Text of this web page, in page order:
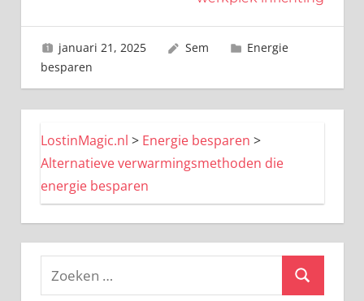
januari 21, 2025 Sem
Energie
besparen
LostinMagic.nl > Energie besparen >
Alternatieve verwarmingsmethoden die
energie besparen
Zoeken
Zoeken